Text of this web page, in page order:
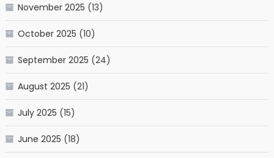
November 2025 (13)
October 2025 (10)
September 2025 (24)
August 2025 (21)
July 2025 (15)
June 2025 (18)